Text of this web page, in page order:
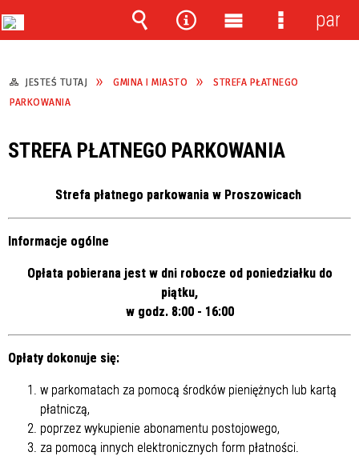
JESTEŚ TUTAJ GMINA I MIASTO
STREFA PŁATNEGO
PARKOWANIA
STREFA PŁATNEGO PARKOWANIA
Strefa płatnego parkowania w Proszowicach
Informacje ogólne
Opłata pobierana jest w dni robocze od poniedziałku do
piątku,
w godz. 8:00 - 16:00
Opłaty dokonuje się:
w parkomatach za pomocą środków pieniężnych lub kartą
płatniczą,
poprzez wykupienie abonamentu postojowego,
za pomocą innych elektronicznych form płatności.
Wyszukiwarka
Narzędzia
MenuMenu
panel